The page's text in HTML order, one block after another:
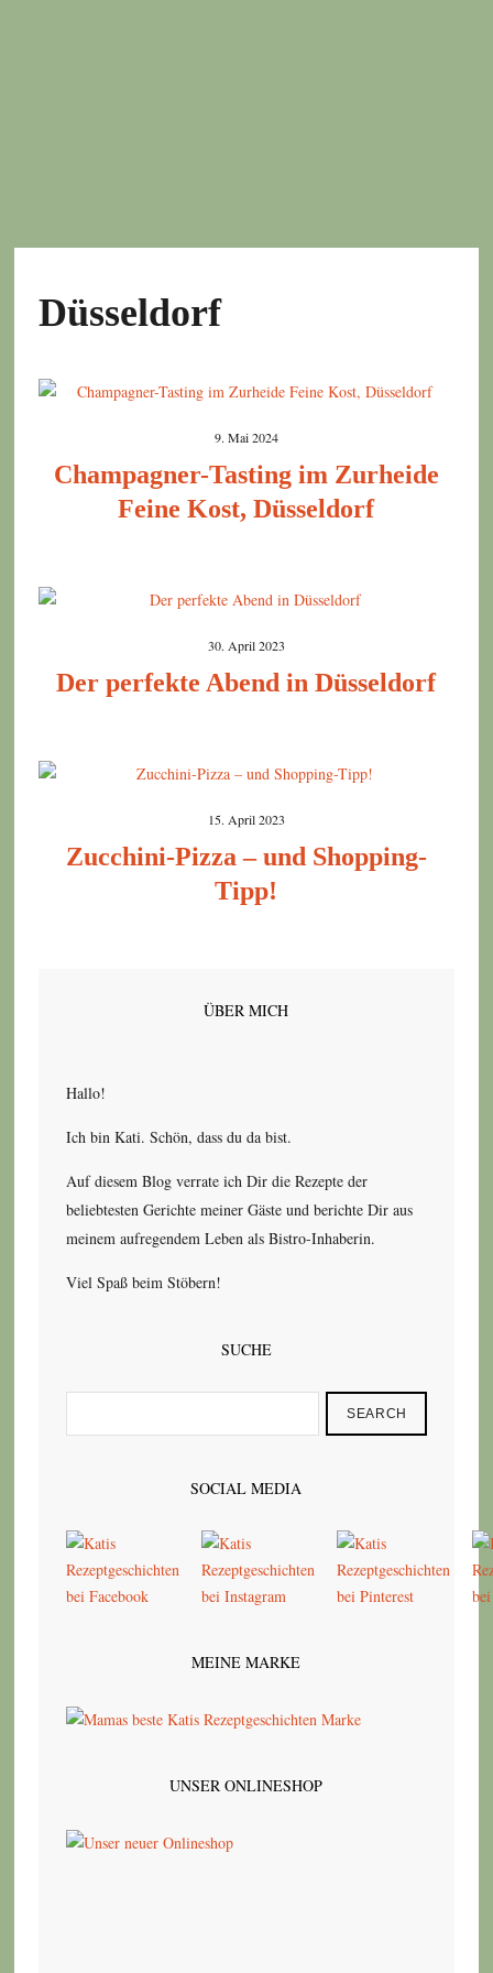
Düsseldorf
9. Mai 2024
Champagner-Tasting im Zurheide
Feine Kost, Düsseldorf
30. April 2023
Der perfekte Abend in Düsseldorf
15. April 2023
Zucchini-Pizza – und Shopping-
Tipp!
ÜBER MICH
Hallo!
Ich bin Kati. Schön, dass du da bist.
Auf diesem Blog verrate ich Dir die Rezepte der
beliebtesten Gerichte meiner Gäste und berichte Dir aus
meinem aufregendem Leben als Bistro-Inhaberin.
Viel Spaß beim Stöbern!
SUCHE
SEARCH
SOCIAL MEDIA
MEINE MARKE
UNSER ONLINESHOP